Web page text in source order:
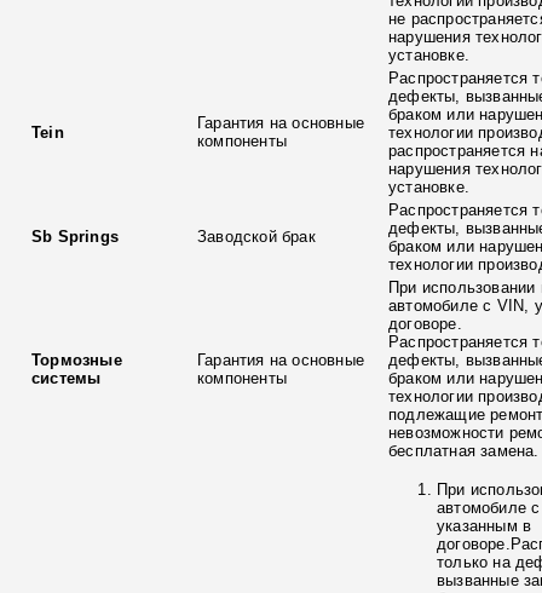
не
нарушения
установке.
Tein
Гарантия на основные
компоненты
Распространяется
дефекты,
браком или
технологии
распространяется
нарушения
установке.
Sb Springs Заводской брак
Распространяется
дефекты,
браком или
технологии
Тормозные
системы
Гарантия на основные
компоненты
При использовании
автомобиле с VIN,
договоре.
Распространяется
дефекты,
браком или
технологии
подлежащие
невозможности
бесплатная замена.
При
автомобиле
указанным в
только на
вызванные